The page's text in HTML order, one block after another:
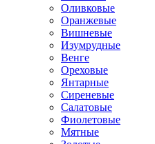
Оливковые
Оранжевые
Вишневые
Изумрудные
Венге
Ореховые
Янтарные
Сиреневые
Салатовые
Фиолетовые
Мятные